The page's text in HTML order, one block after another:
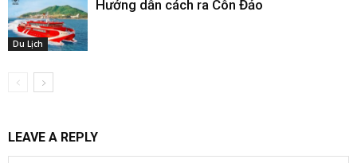
Du Lịch
Hướng dẫn cách ra Côn Đảo
LEAVE A REPLY